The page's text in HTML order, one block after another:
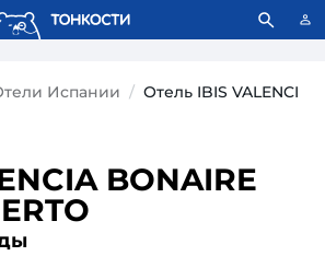
сookie-файлы. Что это значит?
Испании Отель IBIS VALENCIA
BONAIRE